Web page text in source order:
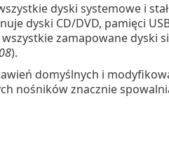
dyski systemowe i
dyski CD/DVD, pamięci
zamapowane dyski
).
domyślnych i
nośników znacznie